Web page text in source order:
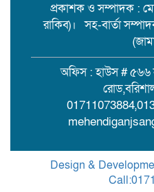
মামলা-
বিয়ের
নিখোঁজ
মিয়া
প্রকাশক ও সম্পাদক :
রাকিব)। সহ-বার্তা
অফিস : হাউস # ৫৬৬
Design &